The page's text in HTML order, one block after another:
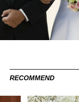
RECOMMEND